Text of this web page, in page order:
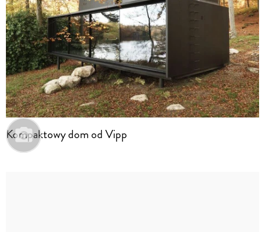
Kompaktowy dom od Vipp